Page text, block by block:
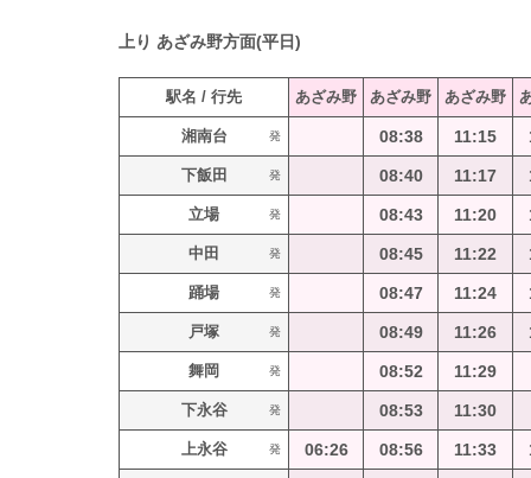
上り あざみ野方面(平日)
駅名 / 行先 あざみ野 あざみ野 あざみ野
湘南台 発 08:38 11:15
下飯田 発 08:40 11:17
立場 発 08:43 11:20
中田 発 08:45 11:22
踊場 発 08:47 11:24
戸塚 発 08:49 11:26
舞岡 発 08:52 11:29
下永谷 発 08:53 11:30
上永谷 発 06:26 08:56 11:33